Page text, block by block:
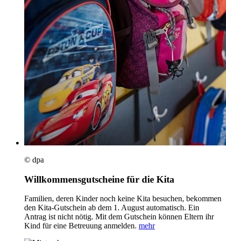
© dpa
Willkommensgutscheine für die Kita
Familien, deren Kinder noch keine Kita besuchen, bekommen
den Kita-Gutschein ab dem 1. August automatisch. Ein
Antrag ist nicht nötig. Mit dem Gutschein können Eltern ihr
Kind für eine Betreuung anmelden. mehr